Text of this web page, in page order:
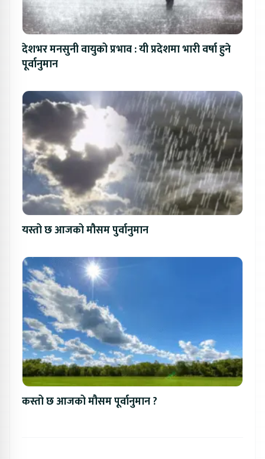
देशभर मनसुनी वायुको प्रभाव : यी प्रदेशमा भारी वर्षा हुने
पूर्वानुमान
यस्तो छ आजको मौसम पुर्वानुमान
कस्तो छ आजको मौसम पूर्वानुमान ?